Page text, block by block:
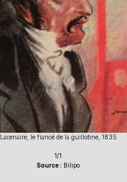
Lacenaire, le fiancé de la guillotine, 1835
1/1
Source : Bilipo